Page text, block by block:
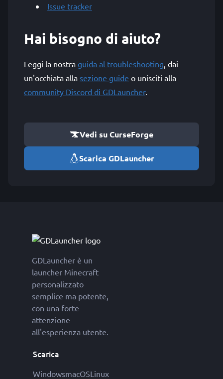
Issue tracker
Hai bisogno di aiuto?
Leggi la nostra guida al troubleshooting, dai
un'occhiata alla sezione guide o unisciti alla
community Discord di GDLauncher.
Vedi su CurseForge
Scarica GDLauncher
GDLauncher è un
launcher Minecraft
personalizzato
semplice ma potente,
con una forte
attenzione
all'esperienza utente.
Scarica
WindowsmacOSLinux